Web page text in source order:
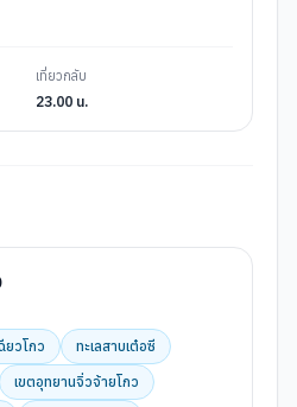
เที่ยวกลับ
23.00 น.
ยวโกว
ทะเลสาบเต๋อซี
เขตอุทยานจิ่วจ้ายโกว